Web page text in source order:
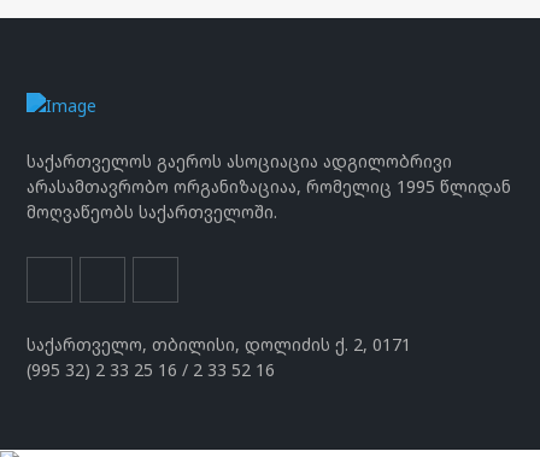
საქართველოს გაეროს ასოციაცია ადგილობრივი
არასამთავრობო ორგანიზაციაა, რომელიც 1995 წლიდან
მოღვაწეობს საქართველოში.
საქართველო, თბილისი, დოლიძის ქ. 2, 0171
(995 32) 2 33 25 16 / 2 33 52 16